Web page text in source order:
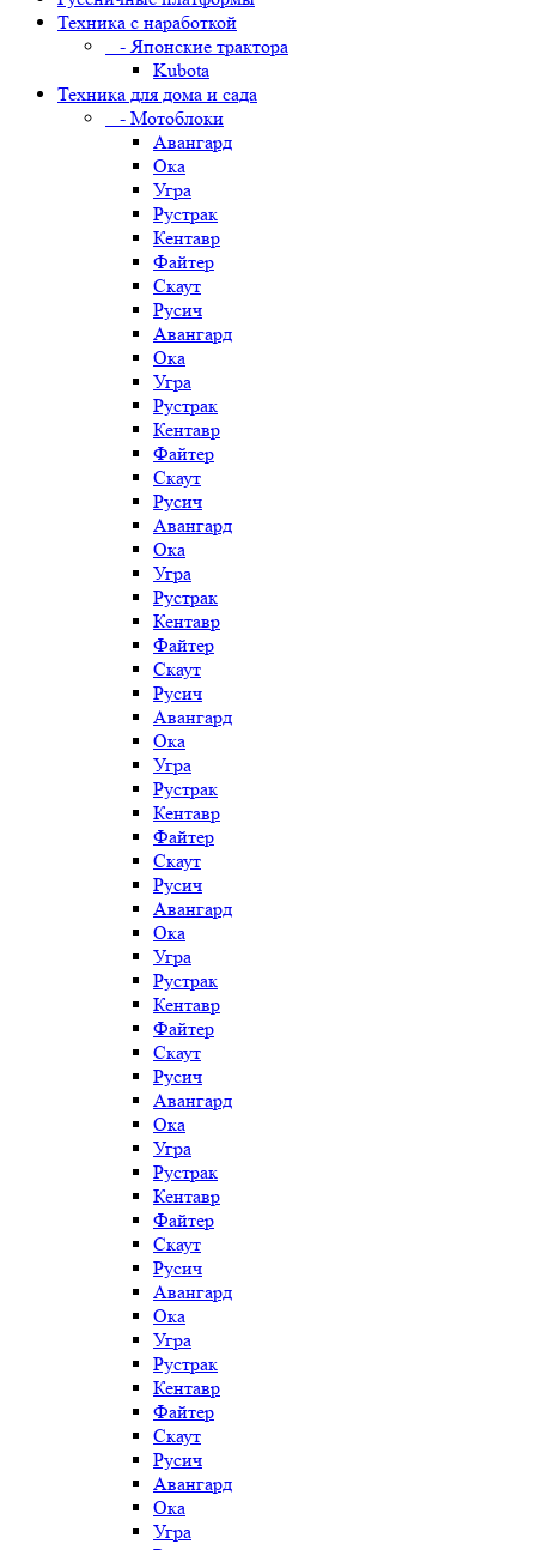
Техника с наработкой
- Японские трактора
Kubota
Техника для дома и сада
- Мотоблоки
Авангард
Ока
Угра
Рустрак
Кентавр
Файтер
Скаут
Русич
Авангард
Ока
Угра
Рустрак
Кентавр
Файтер
Скаут
Русич
Авангард
Ока
Угра
Рустрак
Кентавр
Файтер
Скаут
Русич
Авангард
Ока
Угра
Рустрак
Кентавр
Файтер
Скаут
Русич
Авангард
Ока
Угра
Рустрак
Кентавр
Файтер
Скаут
Русич
Авангард
Ока
Угра
Рустрак
Кентавр
Файтер
Скаут
Русич
Авангард
Ока
Угра
Рустрак
Кентавр
Файтер
Скаут
Русич
Авангард
Ока
Угра